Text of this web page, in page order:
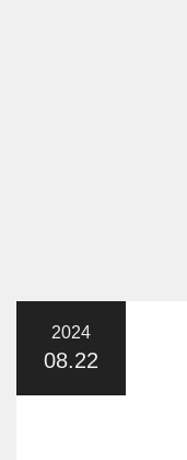
2024
08.22